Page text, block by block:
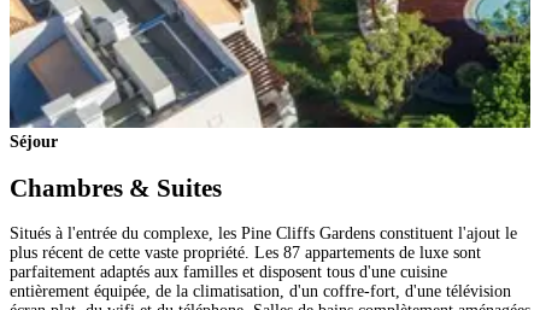
Séjour
Chambres & Suites
Situés à l'entrée du complexe, les Pine Cliffs Gardens constituent l'ajout le
plus récent de cette vaste propriété. Les 87 appartements de luxe sont
parfaitement adaptés aux familles et disposent tous d'une cuisine
entièrement équipée, de la climatisation, d'un coffre-fort, d'une télévision